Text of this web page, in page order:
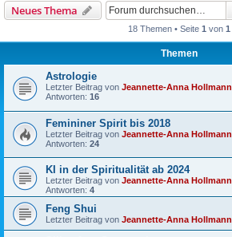
Neues Thema
18 Themen • Seite 1 von 1
Themen
Astrologie
Letzter Beitrag von Jeannette-Anna Hollmann
Antworten: 16
Femininer Spirit bis 2018
Letzter Beitrag von Jeannette-Anna Hollmann
Antworten: 24
KI in der Spiritualität ab 2024
Letzter Beitrag von Jeannette-Anna Hollmann
Antworten: 4
Feng Shui
Letzter Beitrag von Jeannette-Anna Hollmann